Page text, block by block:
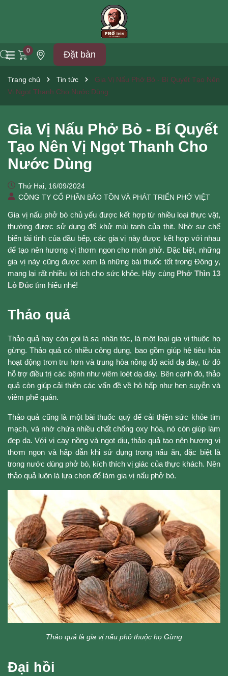
0 Đặt bàn
Trang chủ Tin tức
Gia Vị Nấu Phở Bò - Bí Quyết Tạo Nên
Vị Ngọt Thanh Cho Nước Dùng
Gia Vị Nấu Phở Bò - Bí Quyết
Tạo Nên Vị Ngọt Thanh Cho
Nước Dùng
Thứ Hai, 16/09/2024
CÔNG TY CỔ PHẦN BẢO TỒN VÀ PHÁT TRIỂN PHỞ VIỆT
Gia vị nấu phở bò chủ yếu được kết hợp từ nhiều loại thực vật,
thường được sử dụng để khử mùi tanh của thịt. Nhờ sự chế
biến tài tình của đầu bếp, các gia vị này được kết hợp với nhau
để tạo nên hương vị thơm ngon cho món phở. Đặc biệt, những
gia vị này cũng được xem là những bài thuốc tốt trong Đông y,
mang lại rất nhiều lợi ích cho sức khỏe. Hãy cùng Phở Thìn 13
Lò Đúc tìm hiểu nhé!
Thảo quả
Thảo quả hay còn gọi là sa nhân tóc, là một loại gia vị thuộc họ
gừng. Thảo quả có nhiều công dụng, bao gồm giúp hệ tiêu hóa
hoạt động trơn tru hơn và trung hòa nồng độ acid dạ dày, từ đó
hỗ trợ điều trị các bệnh như viêm loét dạ dày. Bên cạnh đó, thảo
quả còn giúp cải thiện các vấn đề về hô hấp như hen suyễn và
viêm phế quản.
Thảo quả cũng là một bài thuốc quý để cải thiện sức khỏe tim
mạch, và nhờ chứa nhiều chất chống oxy hóa, nó còn giúp làm
đẹp da. Với vị cay nồng và ngọt dịu, thảo quả tạo nên hương vị
thơm ngon và hấp dẫn khi sử dụng trong nấu ăn, đặc biệt là
trong nước dùng phở bò, kích thích vị giác của thực khách. Nên
thảo quả luôn là lựa chọn để làm gia vị nấu phở bò.
Thảo quả là gia vị nấu phở thuộc họ Gừng
Đại hồi